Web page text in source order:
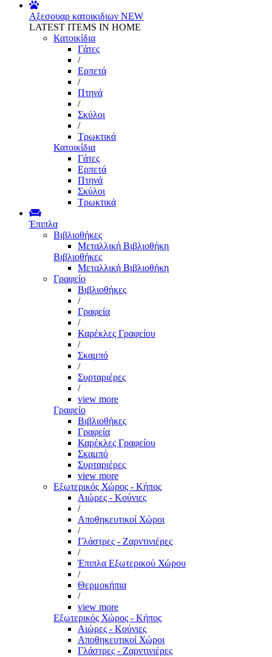
Αξεσουαρ κατοικιδιων NEW
LATEST ITEMS IN HOME
Κατοικίδια
Γάτες
/
Ερπετά
/
Πτηνά
/
Σκύλοι
/
Τρωκτικά
Κατοικίδια
Γάτες
Ερπετά
Πτηνά
Σκύλοι
Τρωκτικά
Έπιπλα
Βιβλιοθήκες
Μεταλλική Βιβλιοθήκη
Βιβλιοθήκες
Μεταλλική Βιβλιοθήκη
Γραφείο
Βιβλιοθήκες
/
Γραφεία
/
Καρέκλες Γραφείου
/
Σκαμπό
/
Συρταριέρες
/
view more
Γραφείο
Βιβλιοθήκες
Γραφεία
Καρέκλες Γραφείου
Σκαμπό
Συρταριέρες
view more
Εξωτερικός Χώρος - Κήπος
Αιώρες - Κούνιες
/
Αποθηκευτικοί Χώροι
/
Γλάστρες - Ζαρντινιέρες
/
Έπιπλα Εξωτερικού Χώρου
/
Θερμοκήπια
/
view more
Εξωτερικός Χώρος - Κήπος
Αιώρες - Κούνιες
Αποθηκευτικοί Χώροι
Γλάστρες - Ζαρντινιέρες